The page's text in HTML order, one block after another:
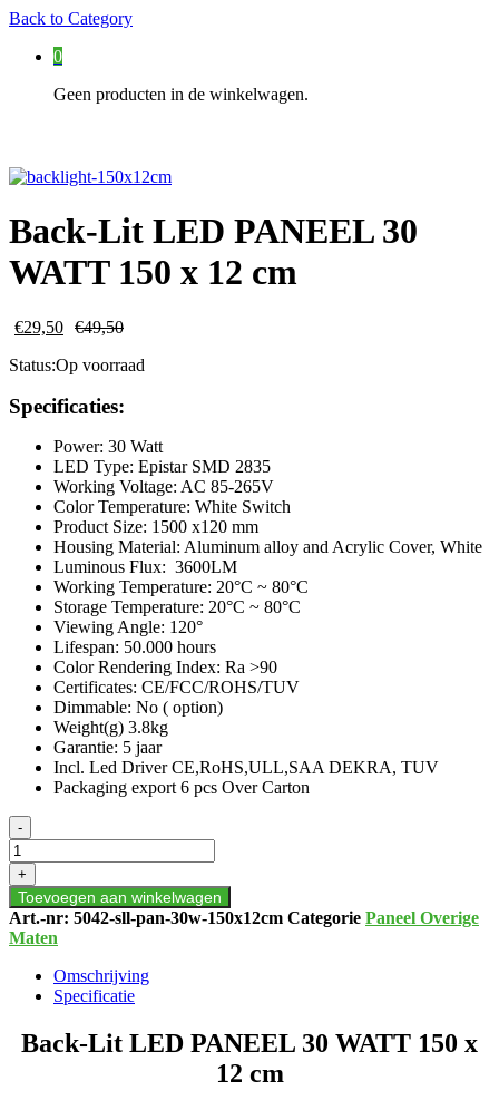
Back to Category
0
Geen producten in de winkelwagen.
Back-Lit LED PANEEL 30
WATT 150 x 12 cm
€29,50 €49,50
Status:Op voorraad
Specificaties:
Power: 30 Watt
LED Type: Epistar SMD 2835
Working Voltage: AC 85-265V
Color Temperature: White Switch
Product Size: 1500 x120 mm
Housing Material: Aluminum alloy and Acrylic Cover, White
Luminous Flux: 3600LM
Working Temperature: 20°C ~ 80°C
Storage Temperature: 20°C ~ 80°C
Viewing Angle: 120°
Lifespan: 50.000 hours
Color Rendering Index: Ra >90
Certificates: CE/FCC/ROHS/TUV
Dimmable: No ( option)
Weight(g) 3.8kg
Garantie: 5 jaar
Incl. Led Driver CE,RoHS,ULL,SAA DEKRA, TUV
Packaging export 6 pcs Over Carton
Back-
Lit
LED
PANEEL
30
WATT
150
-
+
Toevoegen aan winkelwagen
Art.-nr: 5042-sll-pan-30w-150x12cm Categorie Paneel Overige
Maten
Omschrijving
Specificatie
Back-Lit LED PANEEL 30 WATT 150 x
12 cm